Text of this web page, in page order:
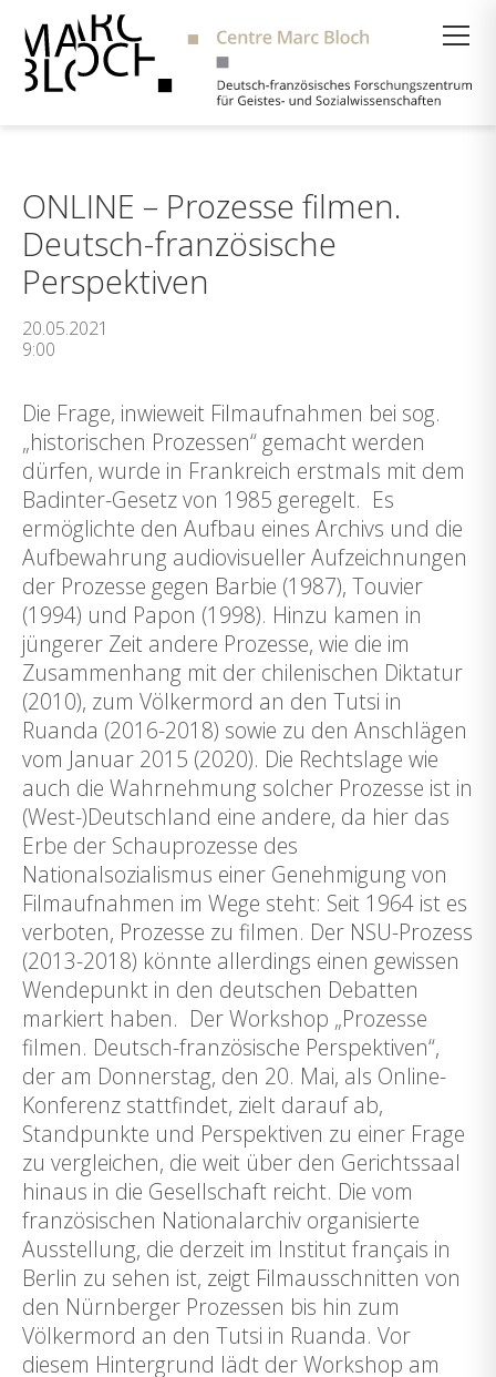
ONLINE – Prozesse filmen.
Deutsch-französische
Perspektiven
20.05.2021
9:00
Die Frage, inwieweit Filmaufnahmen bei sog.
„historischen Prozessen“ gemacht werden
dürfen, wurde in Frankreich erstmals mit dem
Badinter-Gesetz von 1985 geregelt. Es
ermöglichte den Aufbau eines Archivs und die
Aufbewahrung audiovisueller Aufzeichnungen
der Prozesse gegen Barbie (1987), Touvier
(1994) und Papon (1998). Hinzu kamen in
jüngerer Zeit andere Prozesse, wie die im
Zusammenhang mit der chilenischen Diktatur
(2010), zum Völkermord an den Tutsi in
Ruanda (2016-2018) sowie zu den Anschlägen
vom Januar 2015 (2020). Die Rechtslage wie
auch die Wahrnehmung solcher Prozesse ist in
(West-)Deutschland eine andere, da hier das
Erbe der Schauprozesse des
Nationalsozialismus einer Genehmigung von
Filmaufnahmen im Wege steht: Seit 1964 ist es
verboten, Prozesse zu filmen. Der NSU-Prozess
(2013-2018) könnte allerdings einen gewissen
Wendepunkt in den deutschen Debatten
markiert haben. Der Workshop „Prozesse
filmen. Deutsch-französische Perspektiven“,
der am Donnerstag, den 20. Mai, als Online-
Konferenz stattfindet, zielt darauf ab,
Standpunkte und Perspektiven zu einer Frage
zu vergleichen, die weit über den Gerichtssaal
hinaus in die Gesellschaft reicht. Die vom
französischen Nationalarchiv organisierte
Ausstellung, die derzeit im Institut français in
Berlin zu sehen ist, zeigt Filmausschnitten von
den Nürnberger Prozessen bis hin zum
Völkermord an den Tutsi in Ruanda. Vor
diesem Hintergrund lädt der Workshop am